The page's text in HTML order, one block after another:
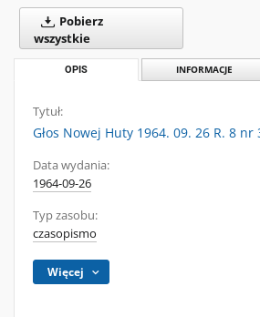
Pobierz
wszystkie
OPIS INFORMACJE
Tytuł:
Głos Nowej Huty 1964. 09. 26 R. 8 nr
Data wydania:
1964-09-26
Typ zasobu:
czasopismo
Więcej